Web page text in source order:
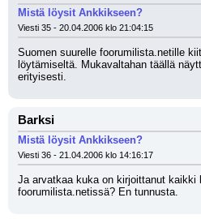
Mistä löysit Ankkikseen?
Viesti 35 - 20.04.2006 klo 21:04:15
Suomen suurelle foorumilista.netille
löytämiseltä. Mukavaltahan täällä
erityisesti.
Barksi
Mistä löysit Ankkikseen?
Viesti 36 - 21.04.2006 klo 14:16:17
Ja arvatkaa kuka on kirjoittanut kaikki
foorumilista.netissä? En tunnusta.